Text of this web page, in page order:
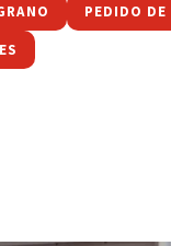
PEDIDO DE